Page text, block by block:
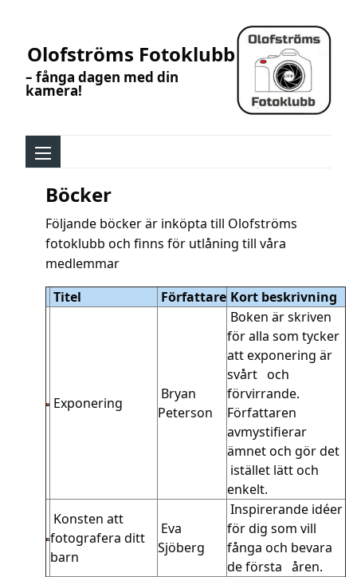
Olofströms Fotoklubb
– fånga dagen med din
kamera!
Böcker
Följande böcker är inköpta till Olofströms
fotoklubb och finns för utlåning till våra
medlemmar
Titel
Författare Kort beskrivning
Exponering
Bryan
Peterson
Boken är skriven
för alla som tycker
att exponering är
svårt och
förvirrande.
Författaren
avmystifierar
ämnet och gör det
istället lätt och
enkelt.
Konsten att
fotografera ditt
barn
Eva
Sjöberg
Inspirerande idéer
för dig som vill
fånga och bevara
de första åren.